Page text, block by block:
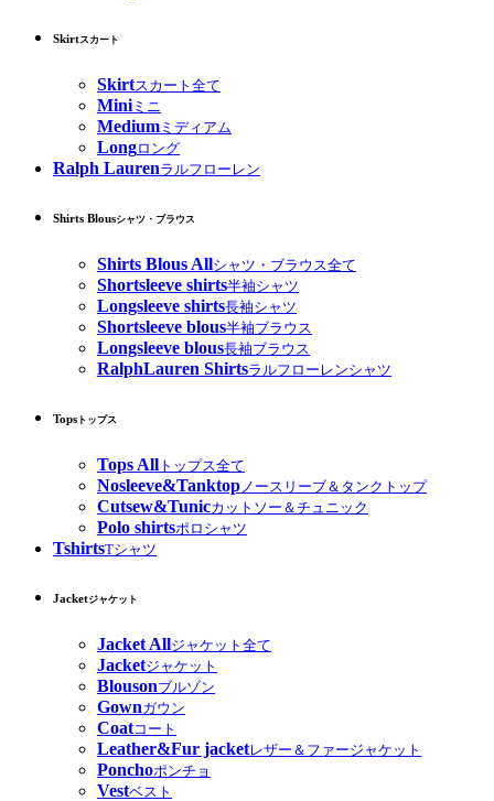
Skirtスカート
Skirtスカート全て
Miniミニ
Medium ミディアム
Longロング
Ralph Laurenラルフローレン
Shirts Blousシャツ・ブラウス
Shirts Blous Allシャツ・ブラウス全て
Shortsleeve shirts半袖シャツ
Longsleeve shirts長袖シャツ
Shortsleeve blous半袖ブラウス
Longsleeve blous長袖ブラウス
RalphLauren Shirtsラルフローレンシャツ
Tops トップス
Tops All トップス全て
Nosleeve&Tanktop ノースリーブ＆タンクトップ
Cutsew&Tunicカットソー＆チュニック
Polo shirtsポロシャツ
TshirtsTシャツ
Jacketジャケット
Jacket Allジャケット全て
Jacketジャケット
Blousonブルゾン
Gownガウン
Coatコート
Leather&Fur jacketレザー＆ファージャケット
Ponchoポンチョ
Vestベスト